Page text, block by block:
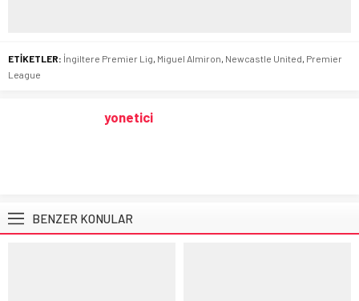
ETİKETLER: İngiltere Premier Lig, Miguel Almiron, Newcastle United, Premier
League
yonetici
BENZER KONULAR